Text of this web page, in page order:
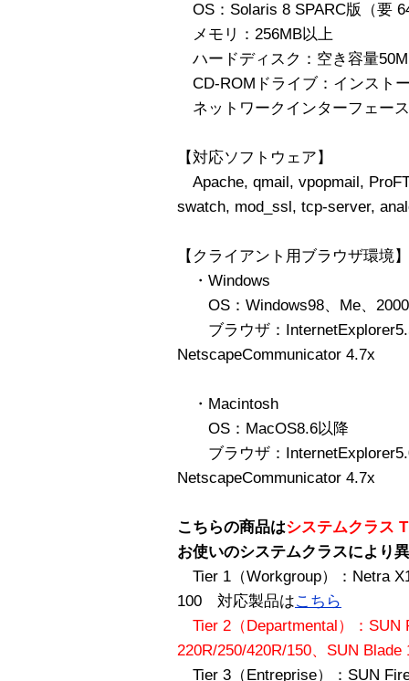
OS：Solaris 8 SPARC版（要
メモリ：256MB以上
ハードディスク：空き容量
CD-ROMドライブ：インスト
ネットワークインターフェー
【対応ソフトウェア】
Apache, qmail, vpopmail,
swatch, mod_ssl, tcp-server,
【クライアント用ブラウザ環境】
・Windows
OS：Windows98、Me、
ブラウザ：
NetscapeCommunicator 4.7x
・Macintosh
OS：MacOS8.6以降
ブラウザ：
NetscapeCommunicator 4.7x
こちらの商品はシステムクラス
お使いのシステムクラスにより
Tier 1（Workgroup）：Netra
100 対応製品はこちら
Tier 2（Departmental）：SUN
220R/250/420R/150、SUN Blade
Tier 3（Entreprise）：SUN